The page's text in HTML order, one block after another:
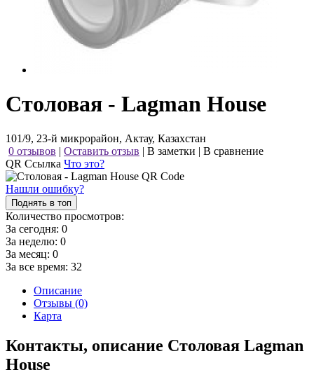
Столовая - Lagman House
101/9, 23-й микрорайон, Актау, Казахстан
0 отзывов | Оставить отзыв | В заметки | В сравнение
QR Ссылка Что это?
Нашли ошибку?
Поднять в топ
Количество просмотров:
За сегодня: 0
За неделю: 0
За месяц: 0
За все время: 32
Описание
Отзывы (0)
Карта
Контакты, описание Столовая Lagman
House